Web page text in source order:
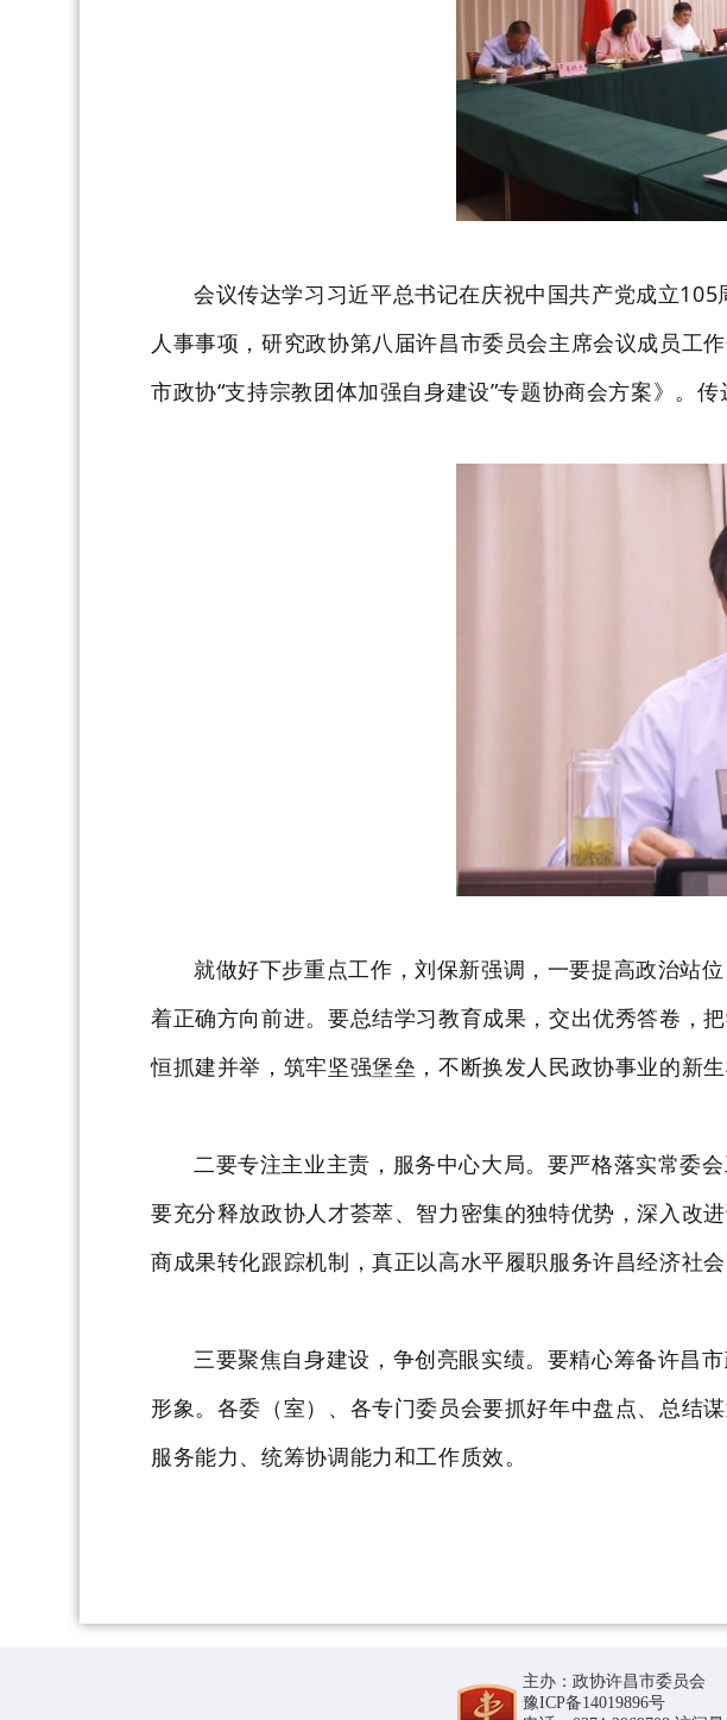
会议传达学习习近平总书记在庆祝中国共产党成立105
人事事项 ，研究政协第八届许昌市委员会主席会议成员工
市政协“支持宗教团体加强自身建设”专题协商会方案》。
就做好下步重点工作，刘保新强调， 一要提高政治站位
着正确方向前进。 要总结学习教育成果，交出优秀答卷 ，
恒抓建并举，筑牢坚强堡垒 ，不断换发人民政协事业的新生
二要专注主业主责，服务中心大局。 要严格落实常委
要充分释放政协人才荟萃、智力密集的独特优势，深入改
商成果转化跟踪机制，真正以高水平履职服务许昌经济社会
三要聚焦自身建设，争创亮眼实绩。 要精心筹备许昌
形象。各委（室）、各专门委员会要抓好年中盘点、总结
服务能力、统筹协调能力和工作质效。
主办：政协许昌市委员会
豫ICP备14019896号